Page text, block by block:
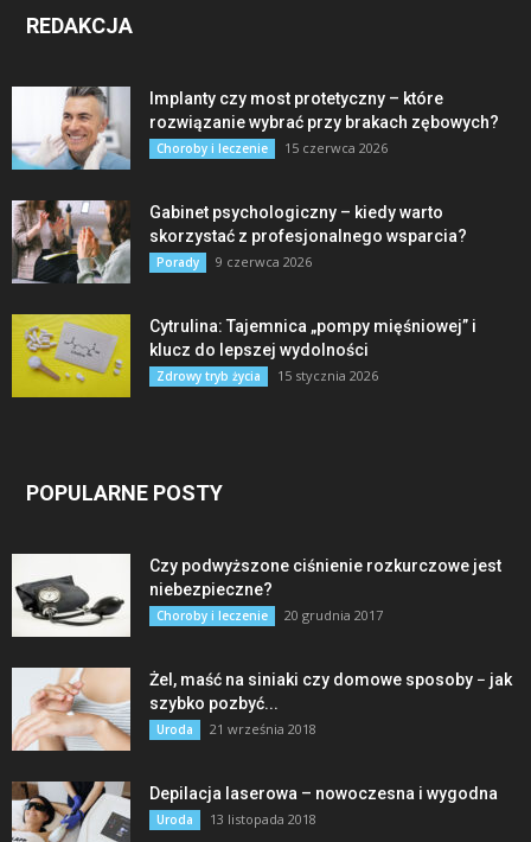
REDAKCJA
Implanty czy most protetyczny – które
rozwiązanie wybrać przy brakach zębowych?
Choroby i leczenie 15 czerwca 2026
Gabinet psychologiczny – kiedy warto
skorzystać z profesjonalnego wsparcia?
Porady 9 czerwca 2026
Cytrulina: Tajemnica „pompy mięśniowej” i
klucz do lepszej wydolności
Zdrowy tryb życia 15 stycznia 2026
POPULARNE POSTY
Czy podwyższone ciśnienie rozkurczowe jest
niebezpieczne?
Choroby i leczenie 20 grudnia 2017
Żel, maść na siniaki czy domowe sposoby − jak
szybko pozbyć...
Uroda 21 września 2018
Depilacja laserowa – nowoczesna i wygodna
Uroda 13 listopada 2018